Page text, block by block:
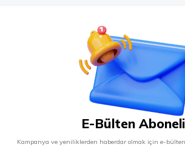
E-Bülten
Kampanya ve yeniliklerden haberdar olmak için e-